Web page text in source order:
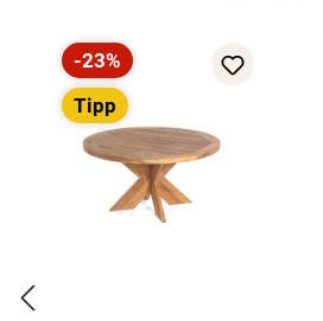
Rabatt
-23%
Tipp